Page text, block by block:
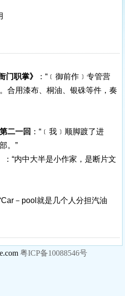
门职掌》
：“﹝御前作﹞专管营
合用漆布、桐油、银硃等件，奏
二一回 ：“﹝我﹞顺脚踱了进
。”
：“内中大半是小作家，是断片文
“Car－pool就是几个人分担汽油
粤ICP备10088546号